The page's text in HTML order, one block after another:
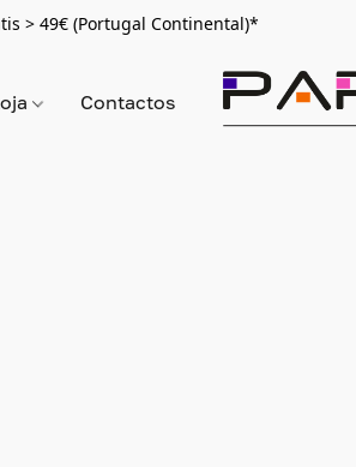
> 49€ (Portugal Continental)*
Contactos